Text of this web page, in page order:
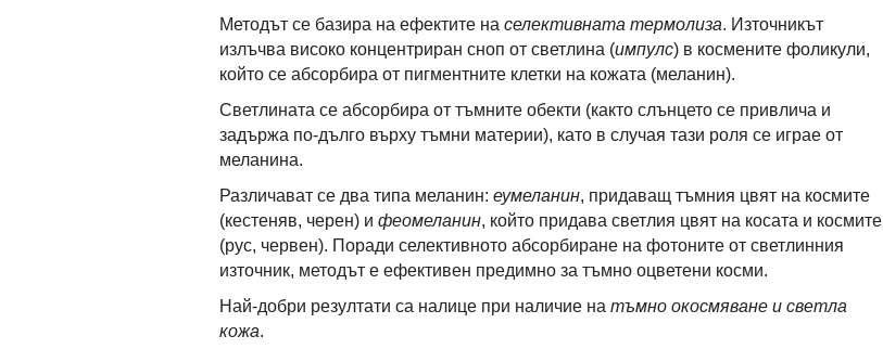
Методът се базира на ефектите на селективната термолиза. Източникът
излъчва високо концентриран сноп от светлина (импулс) в космените фоликули,
който се абсорбира от пигментните клетки на кожата (меланин).
Светлината се абсорбира от тъмните обекти (както слънцето се привлича и
задържа по-дълго върху тъмни материи), като в случая тази роля се играе от
меланина.
Различават се два типа меланин: еумеланин, придаващ тъмния цвят на космите
(кестеняв, черен) и феомеланин, който придава светлия цвят на косата и космите
(рус, червен). Поради селективното абсорбиране на фотоните от светлинния
източник, методът е ефективен предимно за тъмно оцветени косми.
Най-добри резултати са налице при наличие на тъмно окосмяване и светла
кожа.